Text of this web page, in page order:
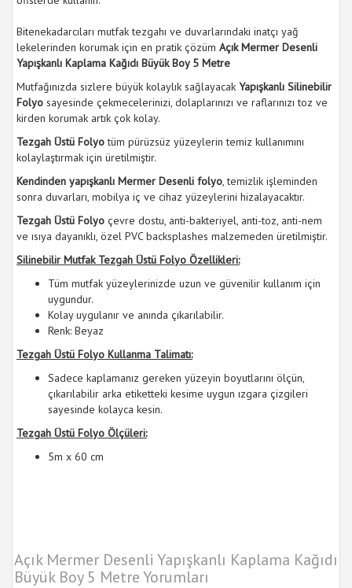
Bitenekadarcıları mutfak tezgahı ve duvarlarındaki inatçı yağ
lekelerinden korumak için en pratik çözüm Açık Mermer Desenli
Yapışkanlı Kaplama Kağıdı Büyük Boy 5 Metre
Mutfağınızda sizlere büyük kolaylık sağlayacak Yapışkanlı Silinebilir
Folyo sayesinde çekmecelerinizi, dolaplarınızı ve raflarınızı toz ve
kirden korumak artık çok kolay.
Tezgah Üstü Folyotüm pürüzsüz yüzeylerin temiz kullanımını
kolaylaştırmak için üretilmiştir.
Kendinden yapışkanlı Mermer Desenli folyo , temizlik işleminden
sonra duvarları, mobilya iç ve cihaz yüzeylerini hizalayacaktır.
Tezgah Üstü Folyo çevre dostu, anti-bakteriyel, anti-toz, anti-nem
ve ısıya dayanıklı, özel PVC backsplashes malzemeden üretilmiştir.
Silinebilir Mutfak Tezgah Üstü Folyo Özellikleri:
Tüm mutfak yüzeylerinizde uzun ve güvenilir kullanım için
uygundur.
Kolay uygulanır ve anında çıkarılabilir.
Renk: Beyaz
Tezgah Üstü Folyo Kullanma Talimatı:
Sadece kaplamanız gereken yüzeyin boyutlarını ölçün,
çıkarılabilir arka etiketteki kesime uygun ızgara çizgileri
sayesinde kolayca kesin.
Tezgah Üstü Folyo Ölçüleri:
5m x 60 cm
Açık Mermer Desenli Yapışkanlı Kaplama Kağıdı
Büyük Boy 5 Metre Yorumları